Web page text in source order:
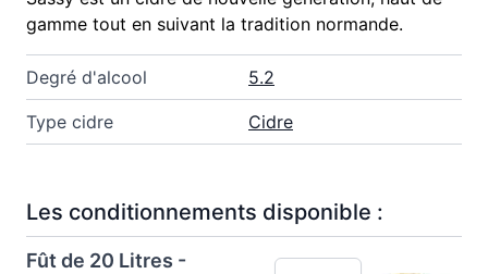
gamme tout en suivant la tradition normande.
Degré d'alcool 5.2
Type cidre Cidre
Les conditionnements disponible :
Fût de 20 Litres -